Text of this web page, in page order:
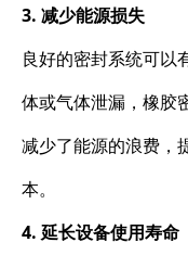
3. 减少能源损失
良好的密封系统可以
体或气体泄漏，橡胶
减少了能源的浪费，
本。
4. 延长设备使用寿命